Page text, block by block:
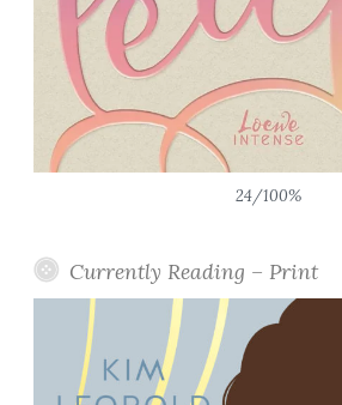
24/100%
Currently Reading – Print